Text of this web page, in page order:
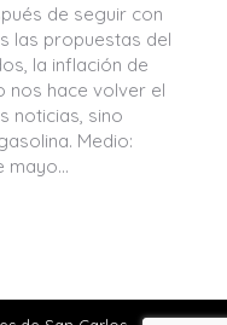
de seguir con
las propuestas del
la inflación de
nos hace volver el
noticias, sino
Medio:
mayo…